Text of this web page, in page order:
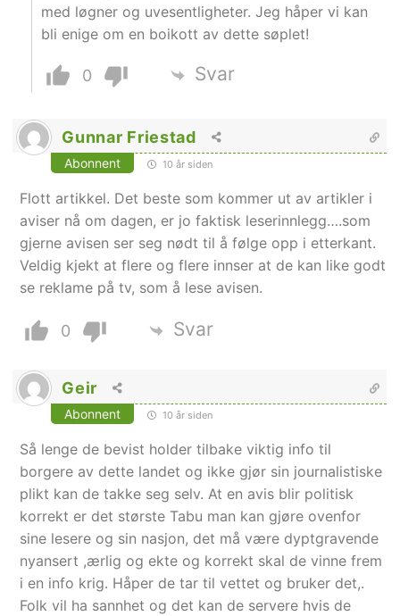
med løgner og uvesentligheter. Jeg håper vi kan
bli enige om en boikott av dette søplet!
0 Svar
Gunnar Friestad
Abonnent 10 år siden
Flott artikkel. Det beste som kommer ut av artikler i
aviser nå om dagen, er jo faktisk leserinnlegg….som
gjerne avisen ser seg nødt til å følge opp i etterkant.
Veldig kjekt at flere og flere innser at de kan like godt
se reklame på tv, som å lese avisen.
0 Svar
Geir
Abonnent 10 år siden
Så lenge de bevist holder tilbake viktig info til
borgere av dette landet og ikke gjør sin journalistiske
plikt kan de takke seg selv. At en avis blir politisk
korrekt er det største Tabu man kan gjøre ovenfor
sine lesere og sin nasjon, det må være dyptgravende
nyansert ,ærlig og ekte og korrekt skal de vinne frem
i en info krig. Håper de tar til vettet og bruker det,.
Folk vil ha sannhet og det kan de servere hvis de